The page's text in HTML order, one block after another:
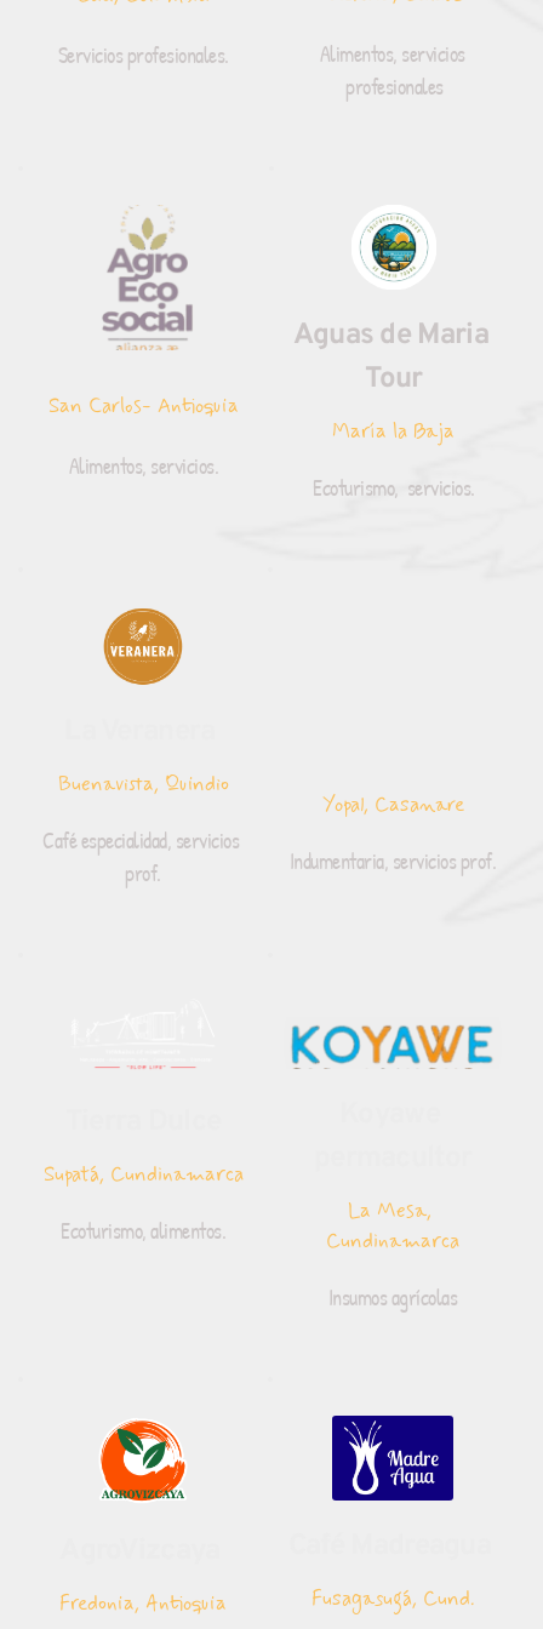
Servicios profesionales.
Alimentos, servicios
profesionales
San Carlos- Antioquia
Alimentos, servicios.
Aguas de Maria
Tour
María la Baja
Ecoturismo,  servicios.
Buenavista, Quindio
Café especialidad, servicios
prof.
Yopal, Casanare
Indumentaria, servicios prof.
Supatá, Cundinamarca
Ecoturismo, alimentos.
La Mesa,
Cundinamarca
Insumos agrícolas
Fredonia, Antioquia Fusagasugá, Cund.